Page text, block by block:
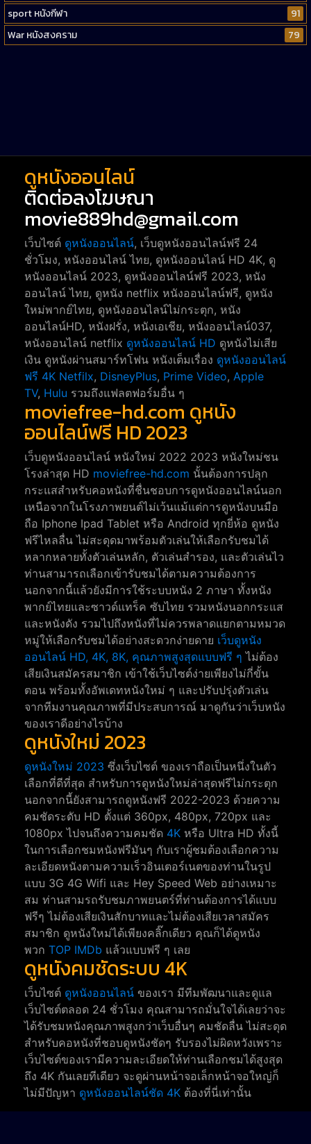
sport หนังกีฬา
91
War หนังสงคราม
79
ดูหนังออนไลน์
ติดต่อลงโฆษณา
movie889hd@gmail.com
เว็บไซต์ ดูหนังออนไลน์, เว็บดูหนังออนไลน์ฟรี 24
ชั่วโมง, หนังออนไลน์ ไทย, ดูหนังออนไลน์ HD 4K, ดู
หนังออนไลน์ 2023, ดูหนังออนไลน์ฟรี 2023, หนัง
ออนไลน์ ไทย, ดูหนัง netflix หนังออนไลน์ฟรี, ดูหนัง
ใหม่พากย์ไทย, ดูหนังออนไลน์ไม่กระตุก, หนัง
ออนไลน์HD, หนังฝรั่ง, หนังเอเชีย, หนังออนไลน์037,
หนังออนไลน์ netflix ดูหนังออนไลน์ HD ดูหนังไม่เสีย
เงิน ดูหนังผ่านสมาร์ทโฟน หนังเต็มเรื่อง ดูหนังออนไลน์
ฟรี 4K Netfilx, DisneyPlus, Prime Video, Apple
TV, Hulu รวมถึงแฟลตฟอร์มอื่น ๆ
moviefree-hd.com ดูหนัง
ออนไลน์ฟรี HD 2023
เว็บดูหนังออนไลน์ หนังใหม่ 2022 2023 หนังใหม่ชน
โรงล่าสุด HD moviefree-hd.com นั้นต้องการปลุก
กระแสสำหรับคอหนังที่ชื่นชอบการดูหนังออนไลน์นอก
เหนือจากในโรงภาพยนต์ไม่เว้นแม้แต่การดูหนังบนมือ
ถือ Iphone Ipad Tablet หรือ Android ทุกยี่ห้อ ดูหนัง
ฟรีไหลลื่น ไม่สะดุดมาพร้อมตัวเล่นให้เลือกรับชมได้
หลากหลายทั้งตัวเล่นหลัก, ตัวเล่นสำรอง, และตัวเล่นไว
ท่านสามารถเลือกเข้ารับชมได้ตามความต้องการ
นอกจากนี้แล้วยังมีการใช้ระบบหนัง 2 ภาษา ทั้งหนัง
พากย์ไทยและซาวด์แทร็ค ซับไทย รวมหนังนอกกระแส
และหนังดัง รวมไปถึงหนังที่ไม่ควรพลาดแยกตามหมวด
หมู่ให้เลือกรับชมได้อย่างสะดวกง่ายดาย เว็บดูหนัง
ออนไลน์ HD, 4K, 8K, คุณภาพสูงสุดแบบฟรี ๆ ไม่ต้อง
เสียเงินสมัครสมาชิก เข้าใช้เว็บไซต์ง่ายเพียงไม่กี่ขั้น
ตอน พร้อมทั้งอัพเดทหนังใหม่ ๆ และปรับปรุ่งตัวเล่น
จากทีมงานคุณภาพที่มีประสบการณ์ มาดูกันว่าเว็บหนัง
ของเราดีอย่างไรบ้าง
ดูหนังใหม่ 2023
ดูหนังใหม่ 2023 ซึ่งเว็บไซต์ ของเราถือเป็นหนึ่งในตัว
เลือกที่ดีที่สุด สำหรับการดูหนังใหม่ล่าสุดฟรีไม่กระตุก
นอกจากนี้ยังสามารถดูหนังฟรี 2022-2023 ด้วยความ
คมชัดระดับ HD ตั้งแต่ 360px, 480px, 720px และ
1080px ไปจนถึงความคมชัด 4K หรือ Ultra HD ทั้งนี้
ในการเลือกชมหนังฟรีมันๆ กับเราผู้ชมต้องเลือกความ
ละเอียดหนังตามความเร็วอินเตอร์เนตของท่านในรูป
แบบ 3G 4G Wifi และ Hey Speed Web อย่างเหมาะ
สม ท่านสามรถรับชมภาพยนตร์ที่ท่านต้องการได้แบบ
ฟรีๆ ไม่ต้องเสียเงินสักบาทและไม่ต้องเสียเวลาสมัคร
สมาชิก ดูหนังใหม่ได้เพียงคลิ๊กเดียว คุณก็ได้ดูหนัง
พวก TOP IMDb แล้วแบบฟรี ๆ เลย
ดูหนังคมชัดระบบ 4K
เว็บไซต์ ดูหนังออนไลน์ ของเรา มีทีมพัฒนาและดูแล
เว็บไซต์ตลอด 24 ชั่วโมง คุณสามารถมั่นใจได้เลยว่าจะ
ได้รับชมหนังคุณภาพสูงกว่าเว็บอื่นๆ คมชัดลื่น ไม่สะดุด
สำหรับคอหนังที่ชอบดูหนังชัดๆ รับรองไม่ผิดหวังเพราะ
เว็บไซต์ของเรามีความละเอียดให้ท่านเลือกชมได้สูงสุด
ถึง 4K กันเลยทีเดียว จะดูผ่านหน้าจอเล็กหน้าจอใหญ่ก็
ไม่มีปัญหา ดูหนังออนไลน์ชัด 4K ต้องที่นี่เท่านั้น